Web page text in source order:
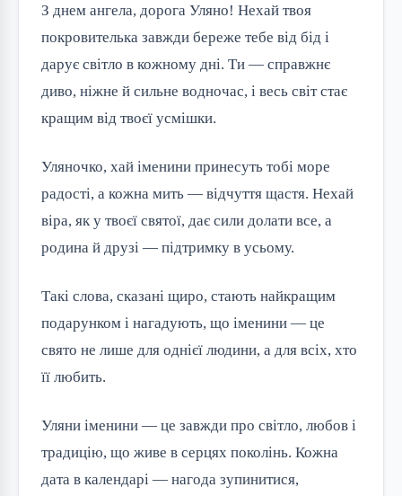
З днем ангела, дорога Уляно! Нехай твоя
покровителька завжди береже тебе від бід і
дарує світло в кожному дні. Ти — справжнє
диво, ніжне й сильне водночас, і весь світ стає
кращим від твоєї усмішки.
Уляночко, хай іменини принесуть тобі море
радості, а кожна мить — відчуття щастя. Нехай
віра, як у твоєї святої, дає сили долати все, а
родина й друзі — підтримку в усьому.
Такі слова, сказані щиро, стають найкращим
подарунком і нагадують, що іменини — це
свято не лише для однієї людини, а для всіх, хто
її любить.
Уляни іменини — це завжди про світло, любов і
традицію, що живе в серцях поколінь. Кожна
дата в календарі — нагода зупинитися,